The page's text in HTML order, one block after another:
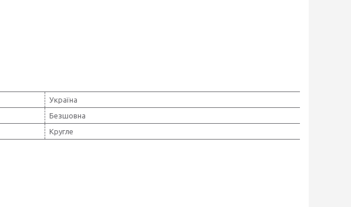
Україна
Безшовна
Кругле